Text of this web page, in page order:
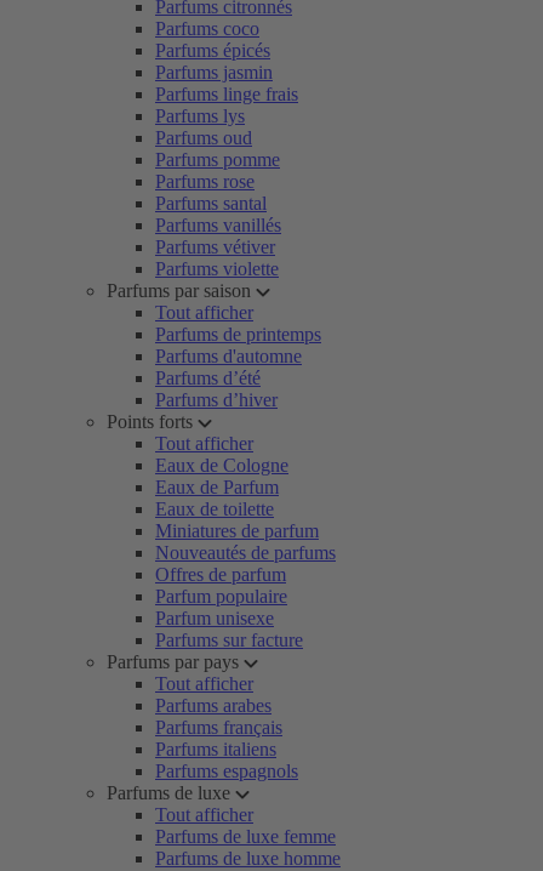
Parfums citronnés
Parfums coco
Parfums épicés
Parfums jasmin
Parfums linge frais
Parfums lys
Parfums oud
Parfums pomme
Parfums rose
Parfums santal
Parfums vanillés
Parfums vétiver
Parfums violette
Parfums par saison
Tout afficher
Parfums de printemps
Parfums d'automne
Parfums d’été
Parfums d’hiver
Points forts
Tout afficher
Eaux de Cologne
Eaux de Parfum
Eaux de toilette
Miniatures de parfum
Nouveautés de parfums
Offres de parfum
Parfum populaire
Parfum unisexe
Parfums sur facture
Parfums par pays
Tout afficher
Parfums arabes
Parfums français
Parfums italiens
Parfums espagnols
Parfums de luxe
Tout afficher
Parfums de luxe femme
Parfums de luxe homme